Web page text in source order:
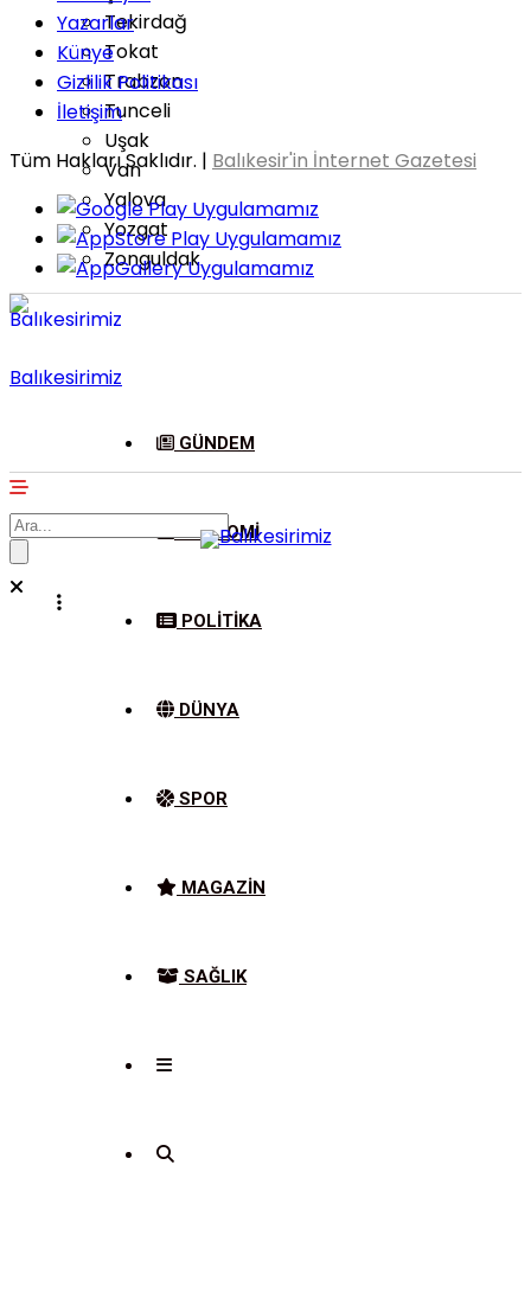
Tekirdağ
Tokat
Trabzon
Tunceli
Uşak
Van
Yalova
Yozgat
Zonguldak
Balıkesirimiz
GÜNDEM
EKONOMI
POLITIKA
DÜNYA
SPOR
MAGAZIN
SAĞLIK
Yazarlar
Künye
Gizlilik Politikası
İletişim
Tüm Hakları Saklıdır. | Balıkesir'in İnternet Gazetesi